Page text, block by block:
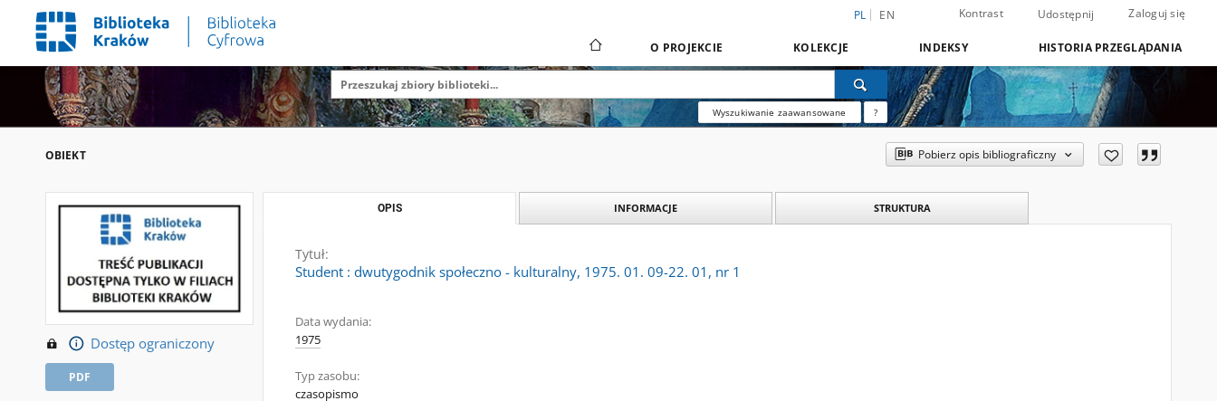
PL EN Kontrast Udostępnij Zaloguj się
O PROJEKCIE KOLEKCJE INDEKSY HISTORIA PRZEGLĄDANIA
Wyszukiwanie zaawansowane ?
OBIEKT Pobierz opis bibliograficzny
Dostęp ograniczony
PDF
OPIS INFORMACJE STRUKTURA
Tytuł:
Student : dwutygodnik społeczno - kulturalny, 1975. 01. 09-22. 01, nr 1
Data wydania:
1975
Typ zasobu:
czasopismo